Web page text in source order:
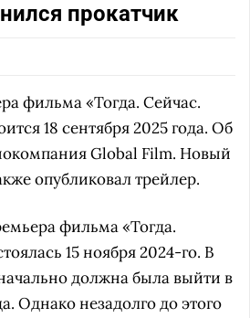
прокатчик
фильма «Тогда. Сейчас.
18 сентября 2025 года. Об
Global Film. Новый
опубликовал трейлер.
фильма «Тогда.
15 ноября 2024-го. В
должна была выйти в
Однако незадолго до этого